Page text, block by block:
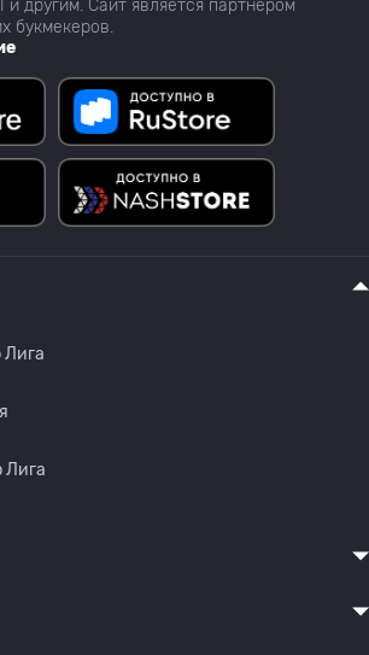
другим. Сайт является партнёром
букмекеров.
Лига
Лига